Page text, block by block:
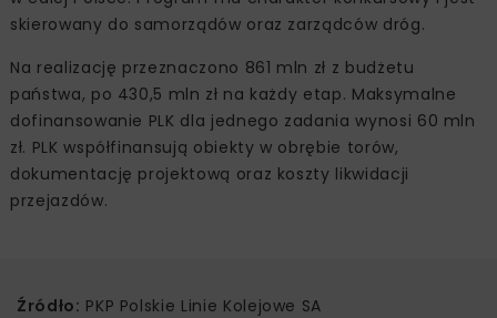
skierowany do samorządów oraz zarządców dróg.
Na realizację przeznaczono 861 mln zł z budżetu
państwa, po 430,5 mln zł na każdy etap. Maksymalne
dofinansowanie PLK dla jednego zadania wynosi 60 mln
zł. PLK współfinansują obiekty w obrębie torów,
dokumentację projektową oraz koszty likwidacji
przejazdów.
Źródło: PKP Polskie Linie Kolejowe SA